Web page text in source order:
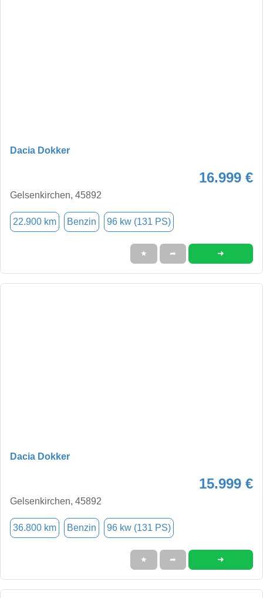
Dacia Dokker
16.999 €
Gelsenkirchen, 45892
22.900 km Benzin 96 kw (131 PS)
★ ➦ ➜
Dacia Dokker
15.999 €
Gelsenkirchen, 45892
36.800 km Benzin 96 kw (131 PS)
★ ➦ ➜